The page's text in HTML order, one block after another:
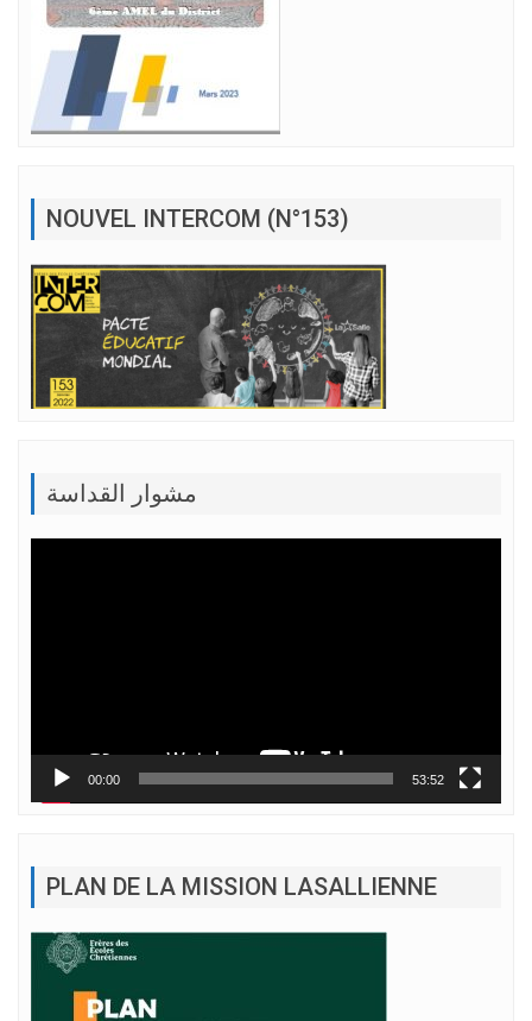
NOUVEL INTERCOM (N°153)
مشوار القداسة
00:00 53:52
PLAN DE LA MISSION LASALLIENNE